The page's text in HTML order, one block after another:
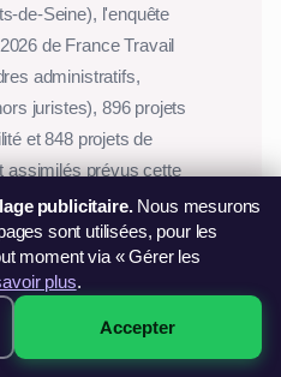
de-Seine), l'enquête
de France Travail
administratifs,
juristes), 896 projets
et 848 projets de
assimilés prévus cette
la comptabilité, 35 % de
difficiles : une certification
votre profil.
sessions →
publicitaire.Nous mesurons
sont utilisées, pour les
moment via « Gérer les
plus.
Accepter